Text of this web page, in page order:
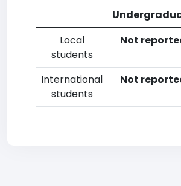
Local
students
Not
International
students
Not